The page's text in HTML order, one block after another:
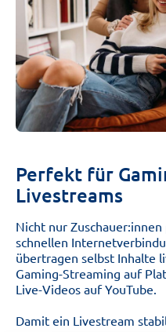
Perfekt für
Livestreams
Nicht nur
schnellen
übertragen selbst Inhalte
Gaming-Streaming auf
Live-Videos auf YouTube.
Damit ein Livestream